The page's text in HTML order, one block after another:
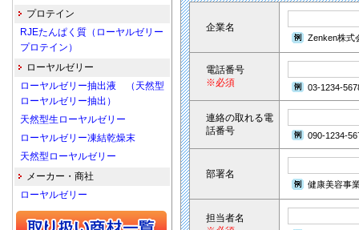
企業名
Zenken株式
電話番号
※必須
03-1234-
連絡の取れる電
話番号
090-1234-
部署名
健康美容事
担当者名
プロテイン
RJEたんぱく質（ローヤルゼリー
プロテイン）
ローヤルゼリー
ローヤルゼリー抽出液 （天然型
ローヤルゼリー抽出）
天然型生ローヤルゼリー
ローヤルゼリー凍結乾燥末
天然型ローヤルゼリー
メーカー・商社
ローヤルゼリー